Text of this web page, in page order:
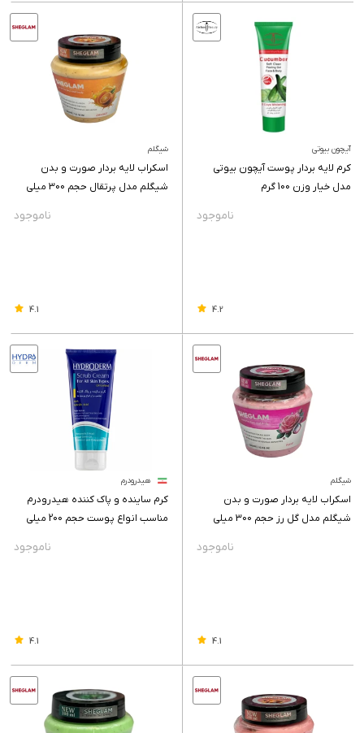
آیچون بیوتی
کرم لایه بردار پوست آیچون بیوتی
مدل خیار وزن 100 گرم
4.2
شیگلم
اسکراب لایه بردار صورت و بدن
شیگلم مدل پرتقال حجم 300 میلی
4.1
شیگلم
اسکراب لایه بردار صورت و بدن
شیگلم مدل گل رز حجم 300 میلی
4.1
هیدرودرم
کرم ساینده و پاک کننده هیدرودرم
مناسب انواع پوست حجم 200 میلی
4.1